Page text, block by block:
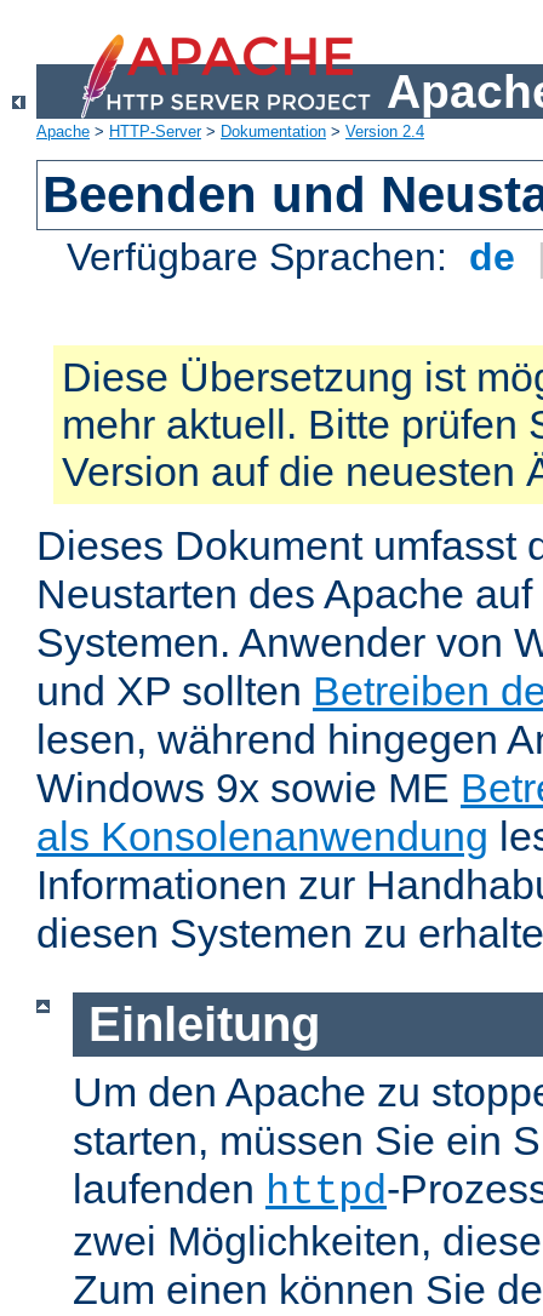
Apache > HTTP-Server> Dokumentation > Version 2.4
Beenden und
Verfügbare Sprachen: de
Diese Übersetzung ist
mehr aktuell. Bitte prüfen
Version auf die neuesten
Dieses Dokument umfasst
Neustarten des Apache
Systemen. Anwender von
und XP sollten Betreiben
lesen, während hingegen
Windows 9x sowie ME
als Konsolenanwendung
Informationen zur
diesen Systemen zu
Einleitung
Um den Apache zu
starten, müssen Sie ein
laufenden httpd-
zwei Möglichkeiten,
Zum einen können Sie